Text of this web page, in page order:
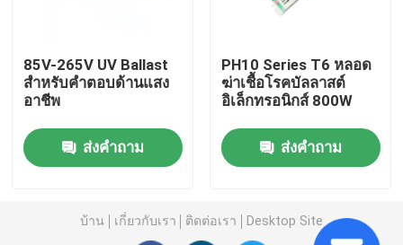
เครื่องมือเสริมความงามใบหน้า
85V-265V UV Ballast
สําหรับคําตอบด้านแสง
อาชีพ
ส่งคำถาม
PH10 Series T6 หลอด
ฆ่าเชื้อโรคบัลลาสต์
อิเล็กทรอนิกส์ 800W
ส่งคำถาม
บ้าน เกี่ยวกับเรา ติดต่อเรา Desktop Site